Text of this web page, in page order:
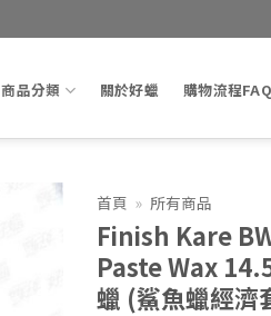
商品分類 關於好蠟 購物流程FAQ
首頁 » 所有商品
Finish Kare
Paste Wax
蠟 (鯊魚蠟經濟